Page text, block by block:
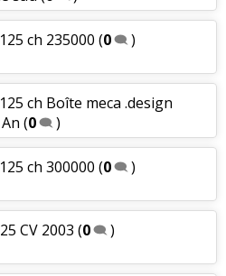
ch 235000 (0 )
ch Boîte meca .design
(0 )
ch 300000 (0 )
CV 2003 (0 )